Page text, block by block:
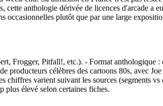
anthologie dérivée de licences d'arcade a
plutôt que par une large
Frogger, Pitfall!, etc.). - Format anthologique :
producteurs célèbres des cartoons 80s, avec
varient suivant les sources (segments
plus élevé selon certaines fiches.